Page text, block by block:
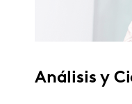
Análisis y